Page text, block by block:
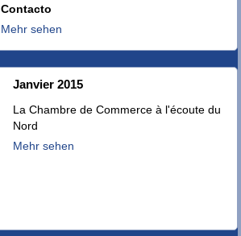
Contacto
Mehr sehen
Janvier 2015
La Chambre de Commerce à l'écoute du
Nord
Mehr sehen